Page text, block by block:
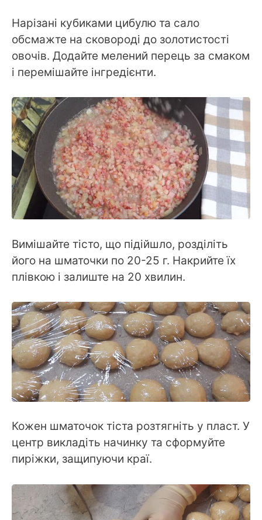
Нарізані кубиками цибулю та сало
обсмажте на сковороді до золотистості
овочів. Додайте мелений перець за смаком
і перемішайте інгредієнти.
Вимішайте тісто, що підійшло, розділіть
його на шматочки по 20-25 г. Накрийте їх
плівкою і залиште на 20 хвилин.
Кожен шматочок тіста розтягніть у пласт. У
центр викладіть начинку та сформуйте
пиріжки, защипуючи краї.